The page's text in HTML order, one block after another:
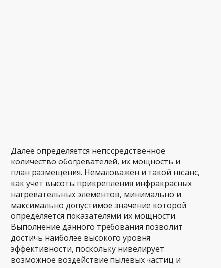
Далее определяется непосредственное
количество обогревателей, их мощность и
план размещения. Немаловажен и такой нюанс,
как учёт высоты прикрепления инфракрасных
нагревательных элементов, минимально и
максимально допустимое значение которой
определяется показателями их мощности.
Выполнение данного требования позволит
достичь наиболее высокого уровня
эффективности, поскольку нивелирует
возможное воздействие пылевых частиц и